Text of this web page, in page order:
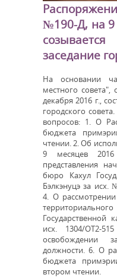
№190-Д, на 9
заседание
На основании
местного
декабря 2016 г.,
городского
вопросов: 1. О
бюджета
чтении. 2. Об
9 месяцев
представления
бюро Кахул
Бэлкэнуцэ за исх.
4. О рассмотрении
Государственной
исх. 1304/ОТ2-
освобождении
должности. 6. О
бюджета
втором чтении.